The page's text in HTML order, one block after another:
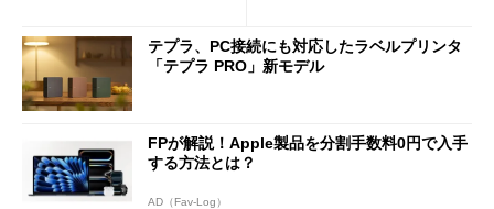
テプラ、PC接続にも対応したラベルプリンタ
「テプラ PRO」新モデル
FPが解説！Apple製品を分割手数料0円で入手
する方法とは？
AD（Fav-Log）